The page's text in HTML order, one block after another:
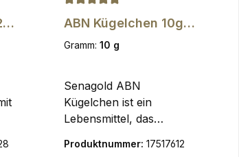
von 4.9 von 5 Sternen
Durchschnittliche Bewertung
ABN Kügelchen 10g -
Senagold
Gramm: 10 g
Senagold ABN
Kügelchen ist ein
Lebensmittel, das
verzehrt werden
Produktnummer: 17517612